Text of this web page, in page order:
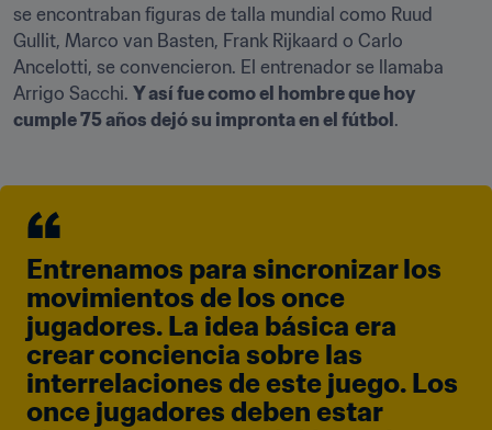
se encontraban figuras de talla mundial como Ruud
Gullit, Marco van Basten, Frank Rijkaard o Carlo
Ancelotti, se convencieron. El entrenador se llamaba
Arrigo Sacchi. Y así fue como el hombre que hoy
cumple 75 años dejó su impronta en el fútbol .
Entrenamos para sincronizar los
movimientos de los once
jugadores. La idea básica era
crear conciencia sobre las
interrelaciones de este juego. Los
once jugadores deben estar